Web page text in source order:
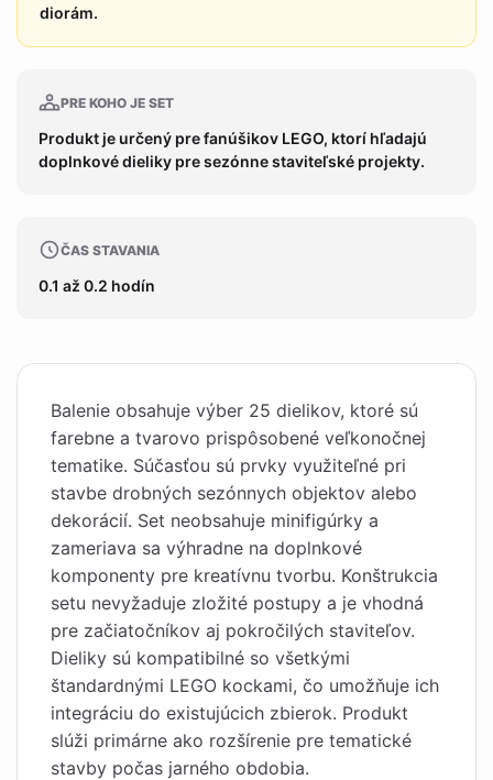
diorám.
PRE KOHO JE SET
Produkt je určený pre fanúšikov LEGO, ktorí hľadajú
doplnkové dieliky pre sezónne staviteľské projekty.
ČAS STAVANIA
0.1 až 0.2 hodín
Balenie obsahuje výber 25 dielikov, ktoré sú
farebne a tvarovo prispôsobené veľkonočnej
tematike. Súčasťou sú prvky využiteľné pri
stavbe drobných sezónnych objektov alebo
dekorácií. Set neobsahuje minifigúrky a
zameriava sa výhradne na doplnkové
komponenty pre kreatívnu tvorbu. Konštrukcia
setu nevyžaduje zložité postupy a je vhodná
pre začiatočníkov aj pokročilých staviteľov.
Dieliky sú kompatibilné so všetkými
štandardnými LEGO kockami, čo umožňuje ich
integráciu do existujúcich zbierok. Produkt
slúži primárne ako rozšírenie pre tematické
stavby počas jarného obdobia.